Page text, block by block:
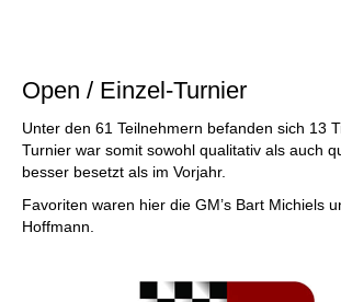
Open / Einzel-Turnier
Unter den 61 Teilnehmern befanden sich 13
Turnier war somit sowohl qualitativ als auch
besser besetzt als im Vorjahr.
Favoriten waren hier die GM’s Bart Michiels
Hoffmann.